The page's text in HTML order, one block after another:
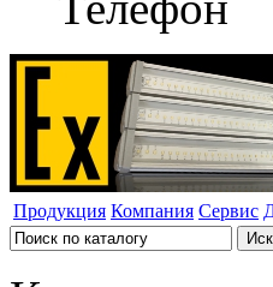
Продукция Компания Сервис